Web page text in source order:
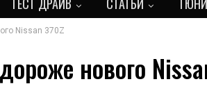
Nissan 370Z
нового